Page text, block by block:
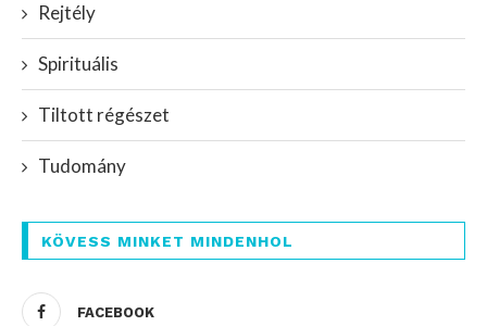
Rejtély
Spirituális
Tiltott régészet
Tudomány
KÖVESS MINKET MINDENHOL
FACEBOOK